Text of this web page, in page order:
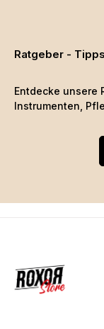
Ratgeber -
Entdecke unsere
Instrumenten,